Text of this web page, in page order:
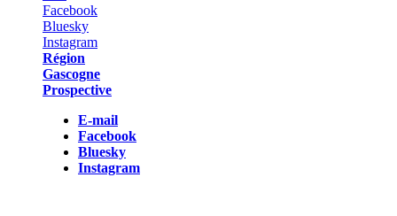
Région
Gascogne
Prospective
E-mail
Facebook
Bluesky
Instagram